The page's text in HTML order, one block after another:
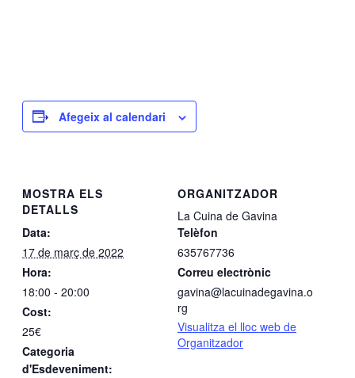
Afegeix al calendari
MOSTRA ELS
DETALLS
Data:
17 de març de 2022
Hora:
18:00 - 20:00
Cost:
25€
Categoria
d'Esdeveniment:
ORGANITZADOR
La Cuina de Gavina
Telèfon
635767736
Correu electrònic
gavina@lacuinadegavina.o
rg
Visualitza el lloc web de
Organitzador